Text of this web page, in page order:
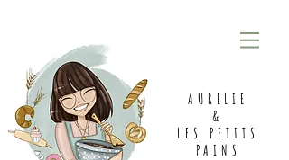
AURELIE
&
LES PETITS
PAINS